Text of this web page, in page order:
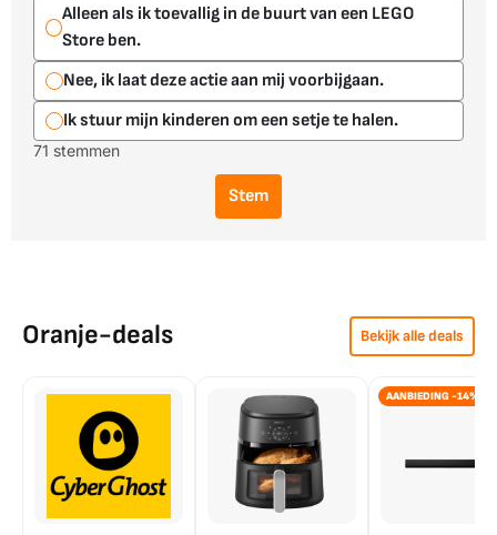
Alleen als ik toevallig in de buurt van een LEGO
Store ben.
Nee, ik laat deze actie aan mij voorbijgaan.
Ik stuur mijn kinderen om een setje te halen.
71 stemmen
Stem
Oranje-deals Bekijk alle deals
AANBIEDING -14%